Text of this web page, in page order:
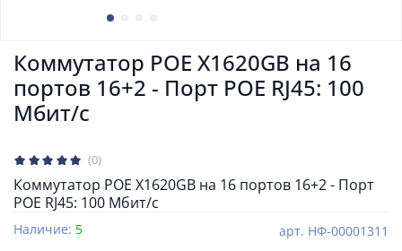
(0)
арт. НФ-00001311
Наличие: 5
Коммутатор POE X1620GB на 16
портов 16+2 - Порт POE RJ45: 100
Мбит/с
Коммутатор POE X1620GB на 16 портов 16+2 - Порт
POE RJ45: 100 Мбит/с